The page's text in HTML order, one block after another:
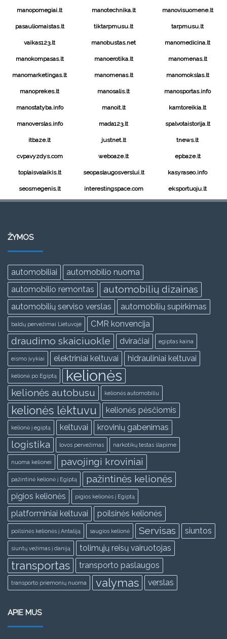
manopomegiai.lt manotechnika.lt manovisuomene.lt
pasauliomaistas.lt tiktarpmusu.lt tarpmusu.lt
vaikas123.lt manobustas.net manomedicina.lt
manokompasas.lt manoerotika.lt manomenas.lt
manomarketingas.lt manomenas.lt manomokslas.lt
manoprekes.lt manosalis.lt manosportas.info
manostatyba.info manoit.lt kamtoreikia.lt
manoverslas.info mada123.lt spalvotaistorija.lt
itbaze.lt justnet.lt tnews.lt
cvpavyzdys.com weboaze.lt epbaze.lt
toplaisvalaikis.lt seopaslaugosverslui.lt kasyraseo.info
seosmegenis.lt interestingspace.com eksportuoju.lt
ŽYMOS
automobiliai
automobilio nuoma
automobilio remontas
automobilių dizainas
automobilių serviso verslas automobilių supirkimas
baldų pervežimai Lietuvoje CMR konvencija
draudimo skaiciuokle dviračiai egiptas kaina
eismo įvykiai elektriniai keltuvai hidrauliniai keltuvai
kelionė po Egiptą kelionės
kelionės autobusu kelionės automobiliu
kelionės lėktuvu kelionės pėsčiomis
kelionė į egiptą keltuvai krovinių gabenimas
logistika lovos pervežimas narkotikų testas šlapime
nuoma kelionei pavojingi kroviniai
pažintinė kelionė į Egiptą pažintinės kelionės
pigios kelionės pigios kelionės į Egiptą
platforminiai keltuvai poilsinės kelionės
poilsinės kelionės į Antaliją saugios kelionė Servisas siuntos
siuntų vežimas į daniją tolimųjų reisų vairuotojas
transportas transporto paslaugos
transporto priemonių nuoma valymas verslas
APIE MUS